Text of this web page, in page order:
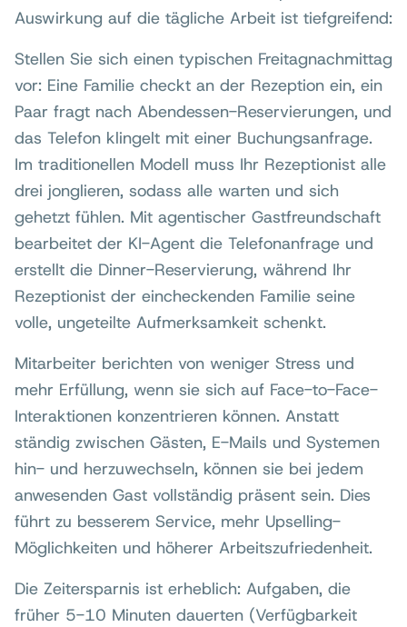
Auswirkung auf die tägliche Arbeit ist tiefgreifend:
Stellen Sie sich einen typischen Freitagnachmittag
vor: Eine Familie checkt an der Rezeption ein, ein
Paar fragt nach Abendessen-Reservierungen, und
das Telefon klingelt mit einer Buchungsanfrage.
Im traditionellen Modell muss Ihr Rezeptionist alle
drei jonglieren, sodass alle warten und sich
gehetzt fühlen. Mit agentischer Gastfreundschaft
bearbeitet der KI-Agent die Telefonanfrage und
erstellt die Dinner-Reservierung, während Ihr
Rezeptionist der eincheckenden Familie seine
volle, ungeteilte Aufmerksamkeit schenkt.
Mitarbeiter berichten von weniger Stress und
mehr Erfüllung, wenn sie sich auf Face-to-Face-
Interaktionen konzentrieren können. Anstatt
ständig zwischen Gästen, E-Mails und Systemen
hin- und herzuwechseln, können sie bei jedem
anwesenden Gast vollständig präsent sein. Dies
führt zu besserem Service, mehr Upselling-
Möglichkeiten und höherer Arbeitszufriedenheit.
Die Zeitersparnis ist erheblich: Aufgaben, die
früher 5-10 Minuten dauerten (Verfügbarkeit